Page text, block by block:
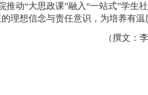
推动“大思政课”融入“一站式”学生
理想信念与责任意识，为培养有
（撰文：